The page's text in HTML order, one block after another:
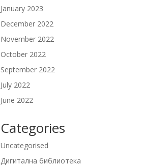
January 2023
December 2022
November 2022
October 2022
September 2022
July 2022
June 2022
Categories
Uncategorised
Дигитална библиотека